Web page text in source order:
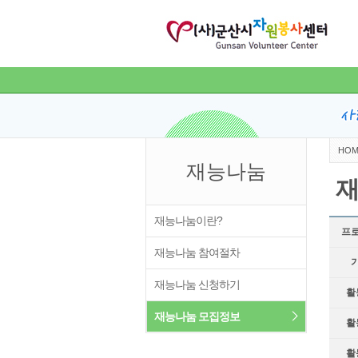
재능나눔
재능나눔이란?
재능나눔 참여절차
재능나눔 신청하기
재능나눔 모집정보
프
활
활
활